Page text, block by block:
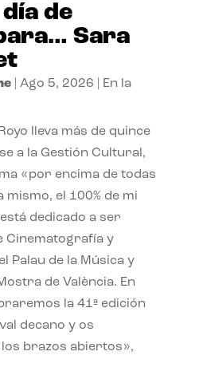
de
Sara
| Ago 5, 2026
En la
lleva más de quince
a la Gestión Cultural,
«por encima de todas
mismo, el 100% de mi
dedicado a ser
Cinematografía y
Palau de la Música y
de València. En
la 41ª edición
decano y os
brazos abiertos»,